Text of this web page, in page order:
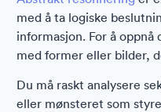
med å ta logiske
informasjon. For å
med former eller bilder,
Du må raskt analysere
eller mønsteret som